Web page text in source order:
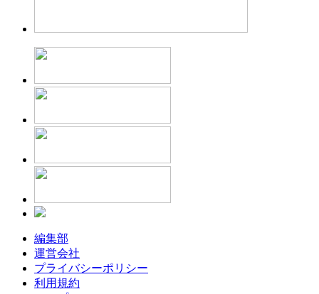
編集部
運営会社
プライバシーポリシー
利用規約